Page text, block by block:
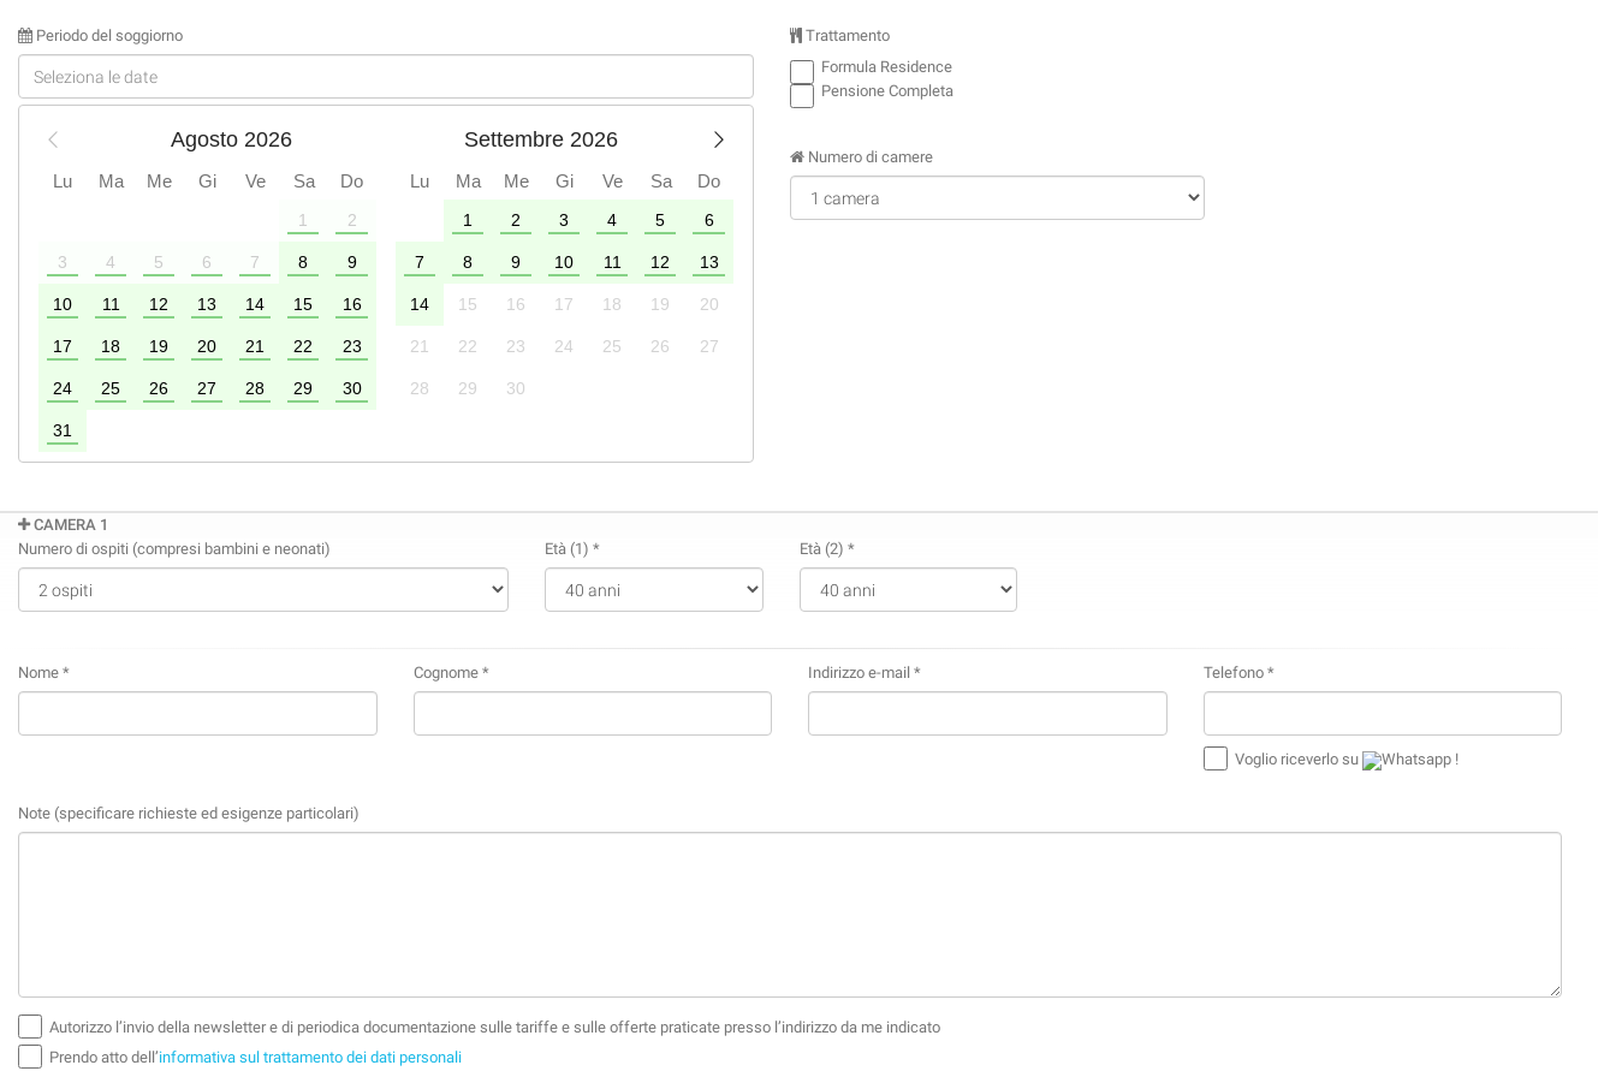
Periodo del soggiorno
Agosto 2026 Settembre 2026
Lu Ma Me Gi Ve Sa Do Lu Ma Me Gi Ve Sa Do
1 2
3 4 5 6 7 8 9
10 11 12 13 14 15 16
17 18 19 20 21 22 23
24 25 26 27 28 29 30
31
1 2 3 4 5 6
7 8 9 10 11 12 13
14 15 16 17 18 19 20
21 22 23 24 25 26 27
28 29 30
1 2 3 4
Trattamento
Formula Residence
Pensione Completa
Numero di camere
CAMERA 1
Numero di ospiti (compresi bambini e neonati)
Età (1) * Età (2) *
Nome * Cognome * Indirizzo e-mail * Telefono *
Voglio riceverlo su Whatsapp !
Note (specificare richieste ed esigenze particolari)
Autorizzo l’invio della newsletter e di periodica documentazione sulle tariffe e sulle offerte praticate presso l’indirizzo da me indicato
Prendo atto dell’informativa sul trattamento dei dati personali